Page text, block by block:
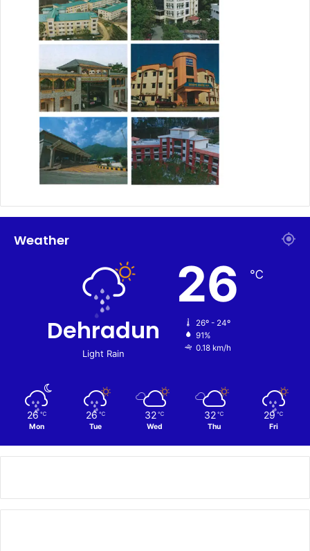
Weather
Dehradun
Light Rain
26 ℃
26º - 24º
91%
0.18 km/h
26 ℃
Mon
26 ℃
Tue
32 ℃
Wed
32 ℃
Thu
29 ℃
Fri